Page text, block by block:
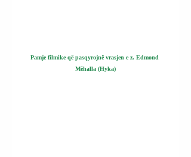
Pamje filmike që pasqyrojnë vrasjen e z. Edmond
Mëhalla (Hyka)